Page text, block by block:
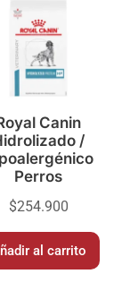
Canin
/
Perros
$254.900
al carrito